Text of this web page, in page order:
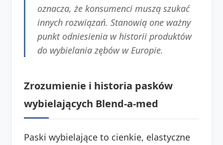
oznacza, że konsumenci muszą szukać
innych rozwiązań. Stanowią one ważny
punkt odniesienia w historii produktów
do wybielania zębów w Europie.
Zrozumienie i historia pasków
wybielających Blend-a-med
Paski wybielające to cienkie, elastyczne